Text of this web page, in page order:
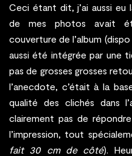
Ceci étant dit, j’ai aussi eu
de mes photos avait
couverture de l’album (dispo
aussi été intégrée par une
pas de grosses grosses
l’anecdote, c’était à la
qualité des clichés dans
clairement pas de
l’impression, tout
fait 30 cm de côté).